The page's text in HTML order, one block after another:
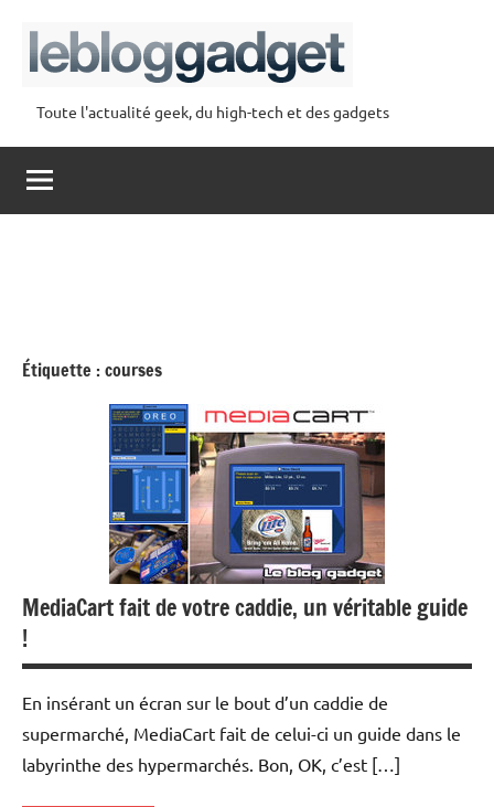
contenu
lebloggadget
Toute l'actualité geek, du high-tech et des gadgets
Étiquette :courses
MediaCart fait de votre caddie, un véritable guide
!
En insérant un écran sur le bout d’un caddie de
supermarché, MediaCart fait de celui-ci un guide dans le
labyrinthe des hypermarchés. Bon, OK, c’est […]